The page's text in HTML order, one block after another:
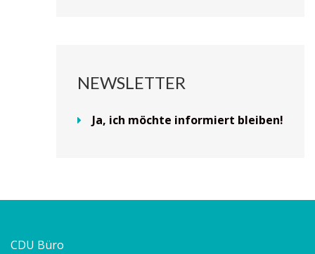
NEWSLETTER
Ja, ich möchte informiert bleiben!
CDU Büro